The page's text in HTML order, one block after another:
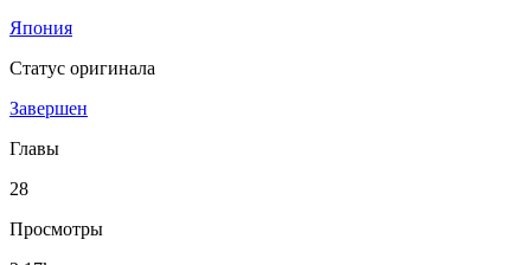
Япония
Статус оригинала
Завершен
Главы
28
Просмотры